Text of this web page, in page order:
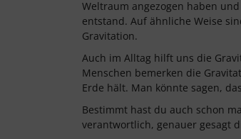
Weltraum angezogen haben
entstand. Auf ähnliche Weise
Gravitation.
Auch im Alltag hilft uns die
Menschen bemerken die
Erde hält. Man könnte sagen,
Bestimmt hast du auch schon
verantwortlich, genauer gesagt